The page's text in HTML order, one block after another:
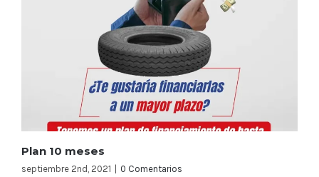
Plan 10 meses
septiembre 2nd, 2021 0 Comentarios